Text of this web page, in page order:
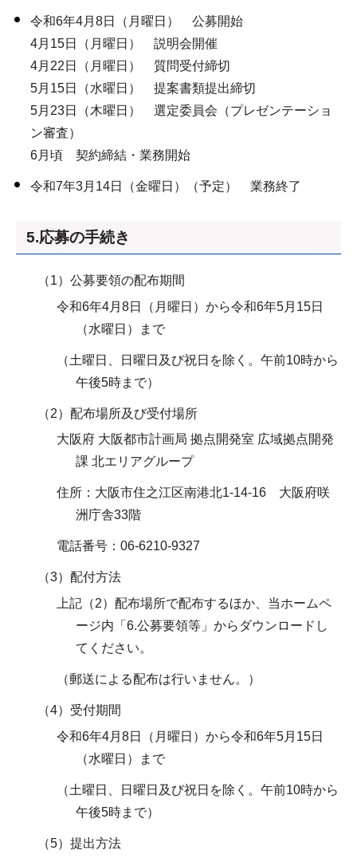
令和6年4月8日（月曜日） 公募開始
4月15日（月曜日） 説明会開催
4月22日（月曜日） 質問受付締切
5月15日（水曜日） 提案書類提出締切
5月23日（木曜日） 選定委員会（プレゼンテーショ
ン審査）
6月頃 契約締結・業務開始
令和7年3月14日（金曜日）（予定） 業務終了
5.応募の手続き
（1）公募要領の配布期間
令和6年4月8日（月曜日）から令和6年5月15日
（水曜日）まで
（土曜日、日曜日及び祝日を除く。午前10時から
午後5時まで）
（2）配布場所及び受付場所
大阪府 大阪都市計画局 拠点開発室 広域拠点開発
課 北エリアグループ
住所：大阪市住之江区南港北1-14-16 大阪府咲
洲庁舎33階
電話番号：06-6210-9327
（3）配付方法
上記（2）配布場所で配布するほか、当ホームペ
ージ内「6.公募要領等」からダウンロードし
てください。
（郵送による配布は行いません。）
（4）受付期間
令和6年4月8日（月曜日）から令和6年5月15日
（水曜日）まで
（土曜日、日曜日及び祝日を除く。午前10時から
午後5時まで）
（5）提出方法